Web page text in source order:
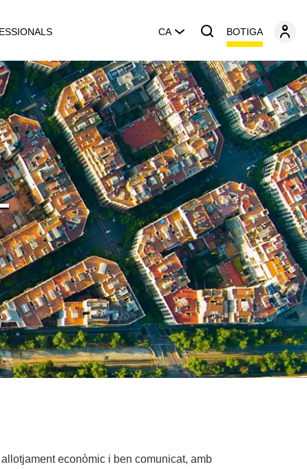
CA BOTIGA
econòmic i ben comunicat, amb